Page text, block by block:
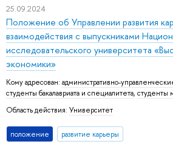
25.09.2024
Положение об Управлении развития
взаимодействия с выпускниками
исследовательского университета
экономики»
Кому адресован: административно-
студенты бакалавриата и специалитета, студенты
Область действия: Университет
положение развитие карьеры